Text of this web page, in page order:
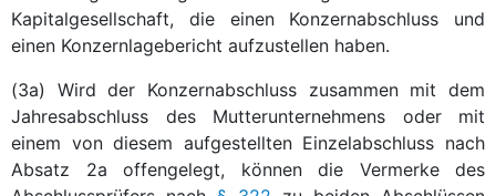
Kapitalgesellschaft, die einen Konzernabschluss und
einen Konzernlagebericht aufzustellen haben.
(3a) Wird der Konzernabschluss zusammen mit dem
Jahresabschluss des Mutterunternehmens oder mit
einem von diesem aufgestellten Einzelabschluss nach
Absatz 2a offengelegt, können die Vermerke des